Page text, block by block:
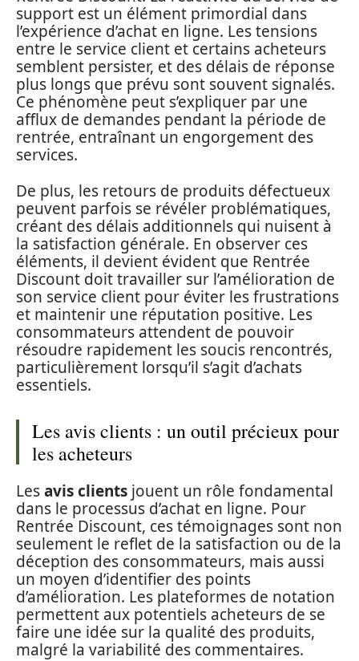
support est un élément primordial dans
l’expérience d’achat en ligne. Les tensions
entre le service client et certains acheteurs
semblent persister, et des délais de réponse
plus longs que prévu sont souvent signalés.
Ce phénomène peut s’expliquer par une
afflux de demandes pendant la période de
rentrée, entraînant un engorgement des
services.
De plus, les retours de produits défectueux
peuvent parfois se révéler problématiques,
créant des délais additionnels qui nuisent à
la satisfaction générale. En observer ces
éléments, il devient évident que Rentrée
Discount doit travailler sur l’amélioration de
son service client pour éviter les frustrations
et maintenir une réputation positive. Les
consommateurs attendent de pouvoir
résoudre rapidement les soucis rencontrés,
particulièrement lorsqu’il s’agit d’achats
essentiels.
Les avis clients : un outil précieux pour
les acheteurs
Lesavis clients jouent un rôle fondamental
dans le processus d’achat en ligne. Pour
Rentrée Discount, ces témoignages sont non
seulement le reflet de la satisfaction ou de la
déception des consommateurs, mais aussi
un moyen d’identifier des points
d’amélioration. Les plateformes de notation
permettent aux potentiels acheteurs de se
faire une idée sur la qualité des produits,
malgré la variabilité des commentaires.